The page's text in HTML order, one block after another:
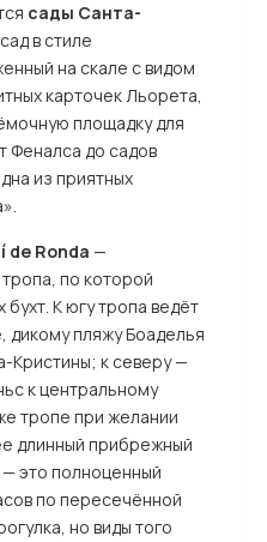
сады Санта-
в стиле
на скале с видом
карточек Льорета,
площадку для
Феналса до садов
из приятных
de Ronda —
по которой
К югу тропа ведёт
дикому пляжу Боаделья
Кристины; к северу —
к центральному
тропе при желании
длинный прибрежный
это полноценный
по пересечённой
но виды того